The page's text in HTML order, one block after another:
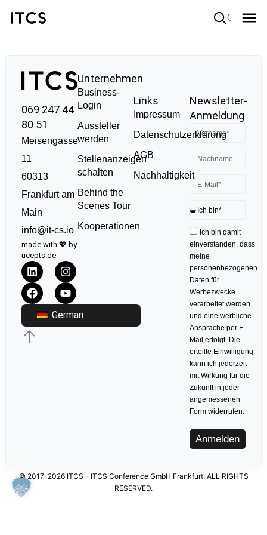
069 247 44
80 51
Meisengasse
11
60313
Frankfurt am
Main
info@it-cs.io
made with 💖 by
ucepts.de
German
Unternehmen
Business-
Login
Aussteller
werden
Stellenanzeigen
schalten
Behind the
Scenes Tour
Kooperationen
Links
Impressum
Datenschutzerklärung
AGB
Nachhaltigkeit
Newsletter-
Anmeldung
Ich bin damit
einverstanden, dass
meine
personenbezogenen
Daten für
Werbezwecke
verarbeitet werden
und eine werbliche
Ansprache per E-
Mail erfolgt. Die
erteilte Einwilligung
kann ich jederzeit
mit Wirkung für die
Zukunft in jeder
angemessenen
Form widerrufen.
Anmelden
© 2017-2026 ITCS – ITCS Conference GmbH Frankfurt. ALL RIGHTS
RESERVED.